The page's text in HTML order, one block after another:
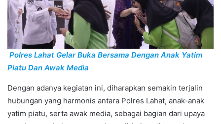
Polres Lahat Gelar Buka Bersama Dengan Anak Yatim
Piatu Dan Awak Media
Dengan adanya kegiatan ini, diharapkan semakin terjalin
hubungan yang harmonis antara Polres Lahat, anak-anak
yatim piatu, serta awak media, sebagai bagian dari upaya